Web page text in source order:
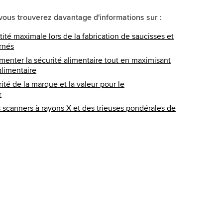
trouverez davantage d'informations sur :
maximale lors de la fabrication de saucisses et
la sécurité alimentaire tout en maximisant
de la marque et la valeur pour le
à rayons X et des trieuses pondérales de